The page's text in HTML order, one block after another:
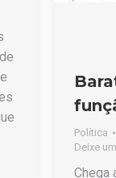
Política
Deixe
Chega